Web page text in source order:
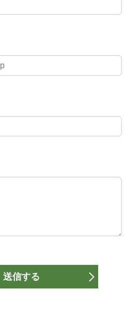
送信する